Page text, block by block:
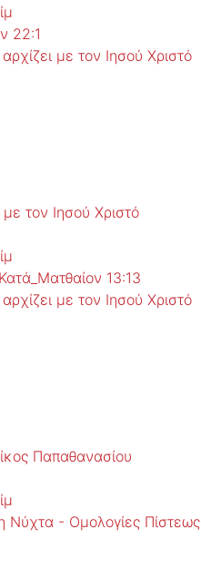
22:1
με τον Ιησού Χριστό
τον Ιησού Χριστό
Κατά_Ματθαίον 13:13
με τον Ιησού Χριστό
Παπαθανασίου
Νύχτα - Ομολογίες Πίστεως